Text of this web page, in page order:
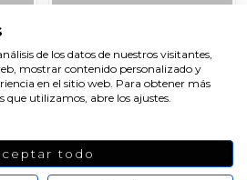
Molde 8 figuras del belen
54,36 € 67,95 €
de los datos de nuestros visitantes,
mostrar contenido personalizado y
en el sitio web. Para obtener más
que utilizamos, abre los ajustes.
todo